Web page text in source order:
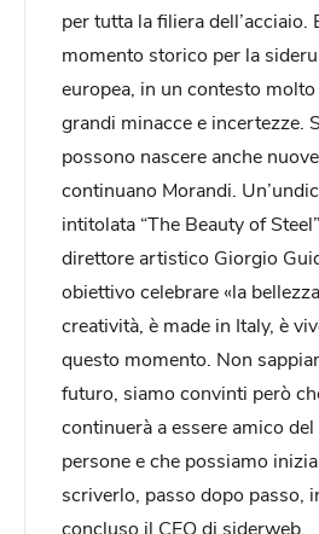
per tutta la filiera dell’acciaio.
momento storico per la
europea, in un contesto
grandi minacce e incertezze.
possono nascere anche
continuano Morandi.
intitolata “The Beauty of
direttore artistico Giorgio
obiettivo celebrare «la
creatività, è made in Italy, è
questo momento. Non
futuro, siamo convinti però
continuerà a essere amico
persone e che possiamo
scriverlo, passo dopo passo,
concluso il CEO di siderweb.